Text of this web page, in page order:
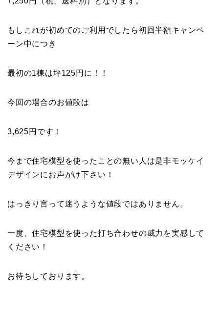
もしこれが初めてのご利用でしたら初回半額キャンペ
ーン中につき
最初の1棟は坪125円に！！
今回の場合のお値段は
3,625円です！
今まで住宅模型を使ったことの無い人は是非モッケイ
デザインにお声がけ下さい！
はっきり言って迷うような値段ではありません。
一度、住宅模型を使った打ち合わせの威力を実感して
ください！
お待ちしております。